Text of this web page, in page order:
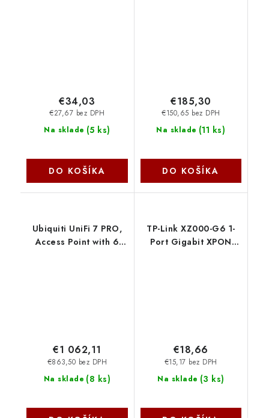
Na sklade (5 ks)
€27,67 bez DPH
€34,03
DO KOŠÍKA
Na sklade (11 ks)
€150,65 bez DPH
€185,30
DO KOŠÍKA
Ubiquiti UniFi 7 PRO,
Access Point with 6
Na sklade (8 ks)
€863,50 bez DPH
€1 062,11
TP-Link XZ000-G6 1-
Port Gigabit XPON
Na sklade (3 ks)
€15,17 bez DPH
€18,66